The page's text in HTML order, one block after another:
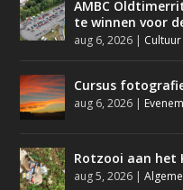
AMBC
te winnen voor
aug 6, 2026 |
Cursus
aug 6, 2026 |
Rotzooi aan het
aug 5, 2026 |